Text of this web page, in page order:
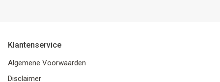
Klantenservice
Algemene Voorwaarden
Disclaimer